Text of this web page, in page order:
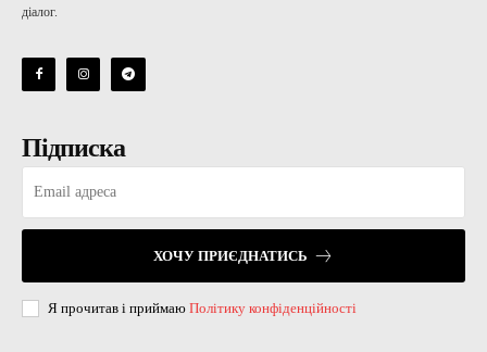
діалог.
Підписка
ХОЧУ ПРИЄДНАТИСЬ
Я прочитав і приймаю Політику конфіденційності